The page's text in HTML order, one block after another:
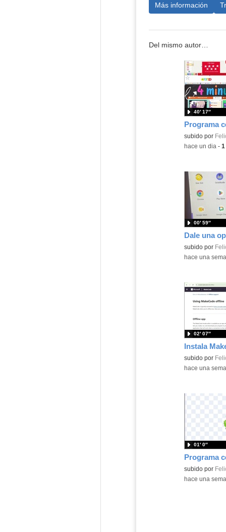
Más información
Del mismo autor…
Contenido
subido por
40′ 17″
-hace un dia - 1
Contenido
subido por
00′ 59″
-hace una
Contenido
subido por
02′ 07″
-hace una
Contenido
subido por
01′ 0″
-hace una